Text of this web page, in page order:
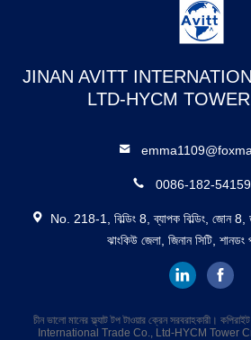
JINAN AVITT
LTD-HYCM
0086-182-
No. 218-1, বিল্ডিং 8, ব্যাপক বিল্ডিং, জোন 8,
ঝাংকিউ জেলা, জিনান সিটি, শানডং
চীন ভালো মানের ফ্ল্যাট টপ টাওয়ার ক্রেন সরবরাহকারী।
International Trade Co., Ltd-HYCM Tower